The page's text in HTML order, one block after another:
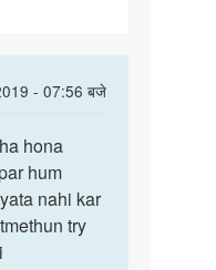
- 07:56 बजे
hona
hum
nahi kar
try